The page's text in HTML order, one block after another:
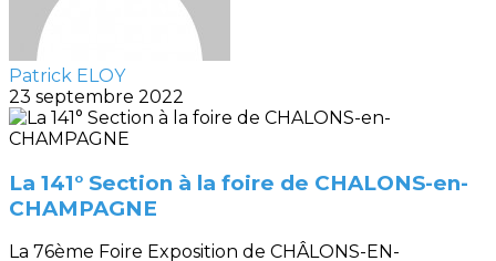
Patrick ELOY
23 septembre 2022
La 141° Section à la foire de CHALONS-en-
CHAMPAGNE
La 76ème Foire Exposition de CHÂLONS-EN-